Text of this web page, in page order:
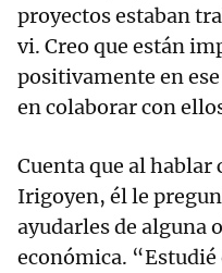
proyectos estaban
vi. Creo que están
positivamente en
en colaborar con
Cuenta que al hablar
Irigoyen, él le
ayudarles de alguna
económica.